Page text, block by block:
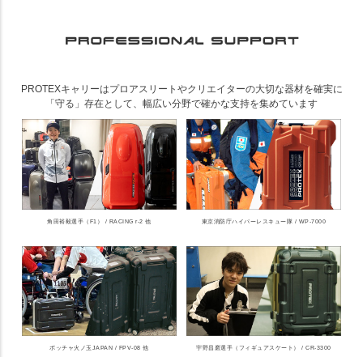
PROTEXキャリーはプロアスリートやクリエイターの大切な器材を確実に
「守る」存在として、幅広い分野で確かな支持を集めています
角田裕毅選手（F1） / RACING r-2 他 東京消防庁ハイパーレスキュー隊 / WP-7000
ボッチャ火ノ玉JAPAN / FPV-08 他 宇野昌磨選手（フィギュアスケート） / CR-3300